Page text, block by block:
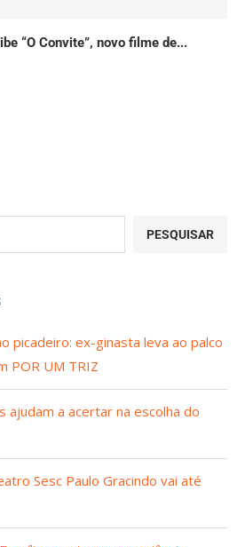
“O Convite”, novo filme de...
PESQUISAR
picadeiro: ex-ginasta leva ao palco
POR UM TRIZ
ajudam a acertar na escolha do
Sesc Paulo Gracindo vai até